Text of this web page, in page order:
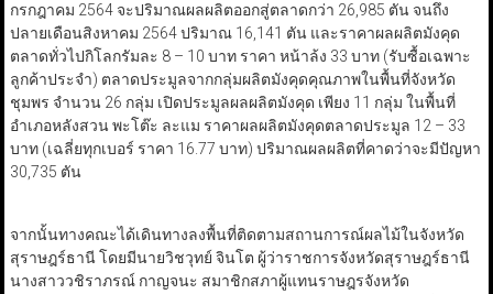
กรกฎาคม 2564 จะปริมาณผลผลิตออกสู่ตลาดกว่า 26,985 ตัน จนถึง
ปลายเดือนสิงหาคม 2564 ปริมาณ 16,141 ตัน และราคาผลผลิตมังคุด
ตลาดทั่วไปกิโลกรัมละ 8 – 10 บาท ราคา หน้าล้ง 33 บาท (รับซื้อเฉพาะ
ลูกค้าประจำ) ตลาดประมูลจากกลุ่มผลิตมังคุดคุณภาพในพื้นที่จังหวัด
ชุมพร จำนวน 26 กลุ่ม เปิดประมูลผลผลิตมังคุด เพียง 11 กลุ่ม ในพื้นที่
อำเภอหลังสวน พะโต๊ะ ละแม ราคาผลผลิตมังคุดตลาดประมูล 12 – 33
บาท (เฉลี่ยทุกเบอร์ ราคา 16.77 บาท) ปริมาณผลผลิตที่คาดว่าจะมีปัญหา
30,735 ตัน
จากนั้นทางคณะได้เดินทางลงพื้นที่ติดตามสถานการณ์ผลไม้ในจังหวัด
สุราษฎร์ธานี โดยมีนายวิชวุทย์ จินโต ผู้ว่าราชการจังหวัดสุราษฎร์ธานี
นางสาววชิราภรณ์ กาญจนะ สมาชิกสภาผู้แทนราษฎรจังหวัด